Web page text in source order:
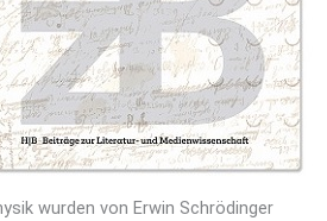
wurden von Erwin Schrödinger